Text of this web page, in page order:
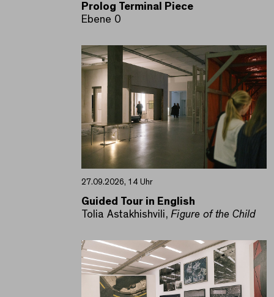
Prolog Terminal Piece
Ebene 0
27.09.2026, 14 Uhr
Guided Tour in English
Tolia Astakhishvili, Figure of the Child